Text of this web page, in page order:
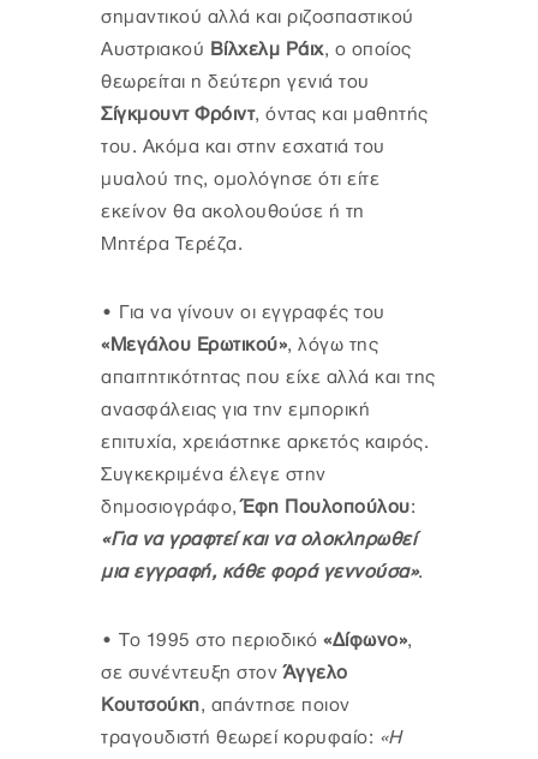
σημαντικού αλλά και ριζοσπαστικού
Αυστριακού Βίλχελμ Ράιχ, ο οποίος
θεωρείται η δεύτερη γενιά του
Σίγκμουντ Φρόιντ, όντας και μαθητής
του. Ακόμα και στην εσχατιά του
μυαλού της, ομολόγησε ότι είτε
εκείνον θα ακολουθούσε ή τη
Μητέρα Τερέζα.
• Για να γίνουν οι εγγραφές του
«Μεγάλου Ερωτικού», λόγω της
απαιτητικότητας που είχε αλλά και της
ανασφάλειας για την εμπορική
επιτυχία, χρειάστηκε αρκετός καιρός.
Συγκεκριμένα έλεγε στην
δημοσιογράφο,Έφη Πουλοπούλου:
«Για να γραφτεί και να ολοκληρωθεί
μια εγγραφή, κάθε φορά γεννούσα».
• Το 1995 στο περιοδικό «Δίφωνο»,
σε συνέντευξη στονΆγγελο
Κουτσούκη, απάντησε ποιον
τραγουδιστή θεωρεί κορυφαίο: «Η